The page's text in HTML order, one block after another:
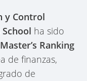
y Control
ha sido
Ranking
de finanzas,
de